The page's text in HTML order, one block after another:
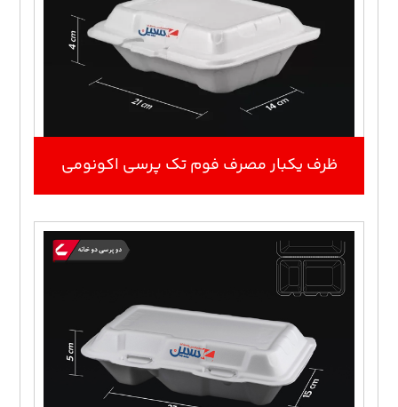
ظرف یکبار مصرف فوم تک پرسی اکونومی